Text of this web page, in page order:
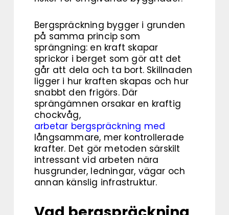
Bergspräckning bygger i grunden
på samma princip som
sprängning: en kraft skapar
sprickor i berget som gör att det
går att dela och ta bort. Skillnaden
ligger i hur kraften skapas och hur
snabbt den frigörs. Där
sprängämnen orsakar en kraftig
chockvåg,
arbetar bergspräckning med
långsammare, mer kontrollerade
krafter. Det gör metoden särskilt
intressant vid arbeten nära
husgrunder, ledningar, vägar och
annan känslig infrastruktur.